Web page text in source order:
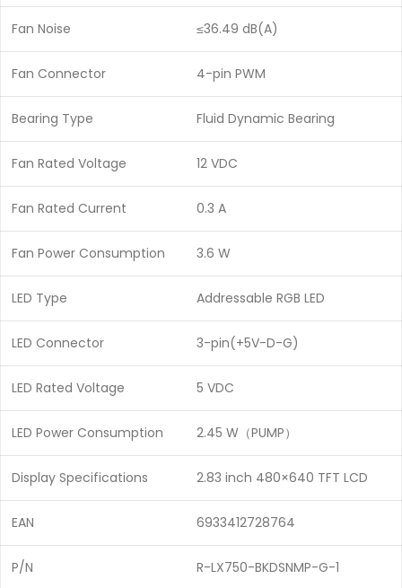
Fan Noise ≤36.49 dB(A)
Fan Connector 4-pin PWM
Bearing Type Fluid Dynamic Bearing
Fan Rated Voltage 12 VDC
Fan Rated Current 0.3 A
Fan Power Consumption 3.6 W
LED Type Addressable RGB LED
LED Connector 3-pin(+5V-D-G)
LED Rated Voltage 5 VDC
LED Power Consumption 2.45 W（PUMP）
Display Specifications 2.83 inch 480×640 TFT LCD
EAN 6933412728764
P/N R-LX750-BKDSNMP-G-1